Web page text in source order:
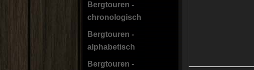
Bergtouren -
chronologisch
Bergtouren -
alphabetisch
Bergtouren -